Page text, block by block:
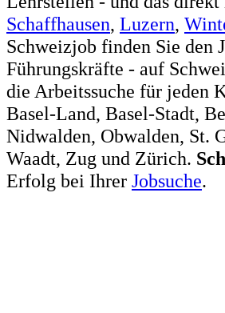
Schaffhausen, Luzern,
Schweizjob finden Sie den
Führungskräfte - auf
die Arbeitssuche für jeden
Basel-Land, Basel-Stadt,
Nidwalden, Obwalden, St.
Waadt, Zug und Zürich.
Erfolg bei Ihrer Jobsuche.